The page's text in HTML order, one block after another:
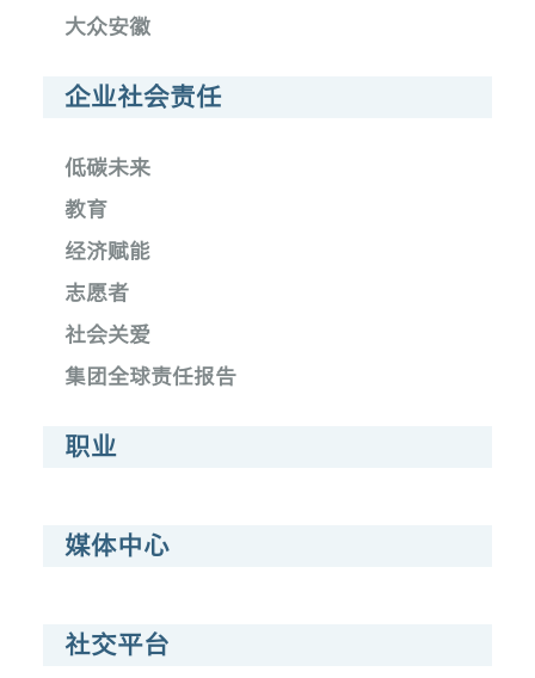
大众安徽
企业社会责任
低碳未来
教育
经济赋能
志愿者
社会关爱
集团全球责任报告
职业
媒体中心
社交平台